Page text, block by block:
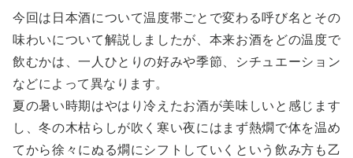
今回は日本酒について温度帯ごとで変わる呼び名とその
味わいについて解説しましたが、本来お酒をどの温度で
飲むかは、一人ひとりの好みや季節、シチュエーション
などによって異なります。
夏の暑い時期はやはり冷えたお酒が美味しいと感じます
し、冬の木枯らしが吹く寒い夜にはまず熱燗で体を温め
てから徐々にぬる燗にシフトしていくという飲み方も乙